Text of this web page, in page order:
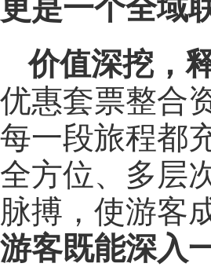
更是一个全域
价值深挖，
优惠套票整合
每一段旅程都
全方位、多层
脉搏，使游客
游客既能深入